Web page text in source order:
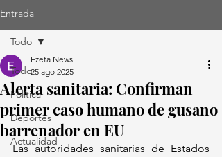
Entrada
Todo
Política
Deportes
Actualidad
Todo
Alerta sanitaria: Confirman
primer caso humano de gusano
barrenador en EU
Ezeta News
25 ago 2025
Las autoridades sanitarias de Estados